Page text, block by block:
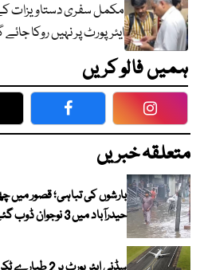
مکمل سفری دستاویزات
ایئرپورٹ پر نہیں روکا جائے
ہمیں فالو کریں
Facebook
متعلقہ خبریں
حیدرآباد میں 3 نوجوان ڈوب گئے